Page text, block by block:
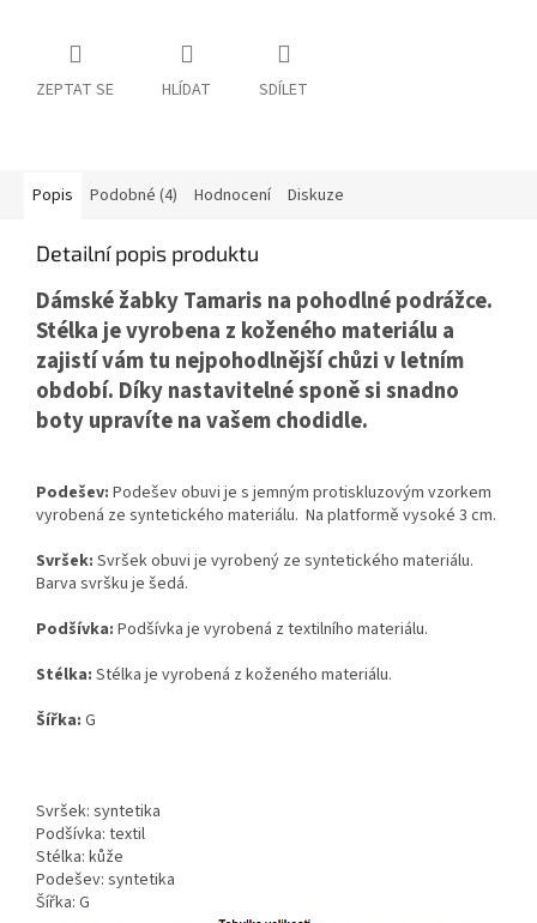
ZEPTAT SE HLÍDAT SDÍLET
Popis Podobné (4) Hodnocení Diskuze
Detailní popis produktu
Dámské žabky Tamaris na pohodlné podrážce.
Stélka je vyrobena z koženého materiálu a
zajistí vám tu nejpohodlnější chůzi v letním
období. Díky nastavitelné sponě si snadno
boty upravíte na vašem chodidle.
Podešev: Podešev obuvi je s jemným protiskluzovým vzorkem
vyrobená ze syntetického materiálu. Na platformě vysoké 3 cm.
Svršek: Svršek obuvi je vyrobený ze syntetického materiálu.
Barva svršku je šedá.
Podšívka: Podšívka je vyrobená z textilního materiálu.
Stélka: Stélka je vyrobená z koženého materiálu.
Šířka: G
Svršek: syntetika
Podšívka: textil
Stélka: kůže
Podešev: syntetika
Šířka: G